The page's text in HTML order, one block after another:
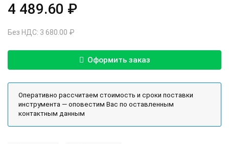
4 489.60 ₽
Без НДС: 3 680.00 ₽
Оформить заказ
Оперативно рассчитаем стоимость и сроки поставки
инструмента — оповестим Вас по оставленным
контактным данным